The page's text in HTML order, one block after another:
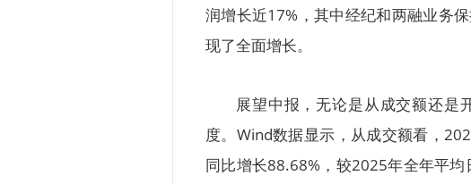
润增长近17%，其中经纪和两融业务
现了全面增长。
展望中报，无论是从成交额还是
度。Wind数据显示，从成交额看，
同比增长88.68%，较2025年全年平